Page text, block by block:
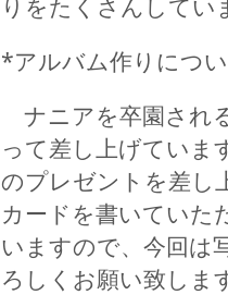
*アルバム作りにつ
ナニアを卒園され
って差し上げていま
のプレゼントを差し
カードを書いていた
いますので、今回は
ろしくお願い致しま